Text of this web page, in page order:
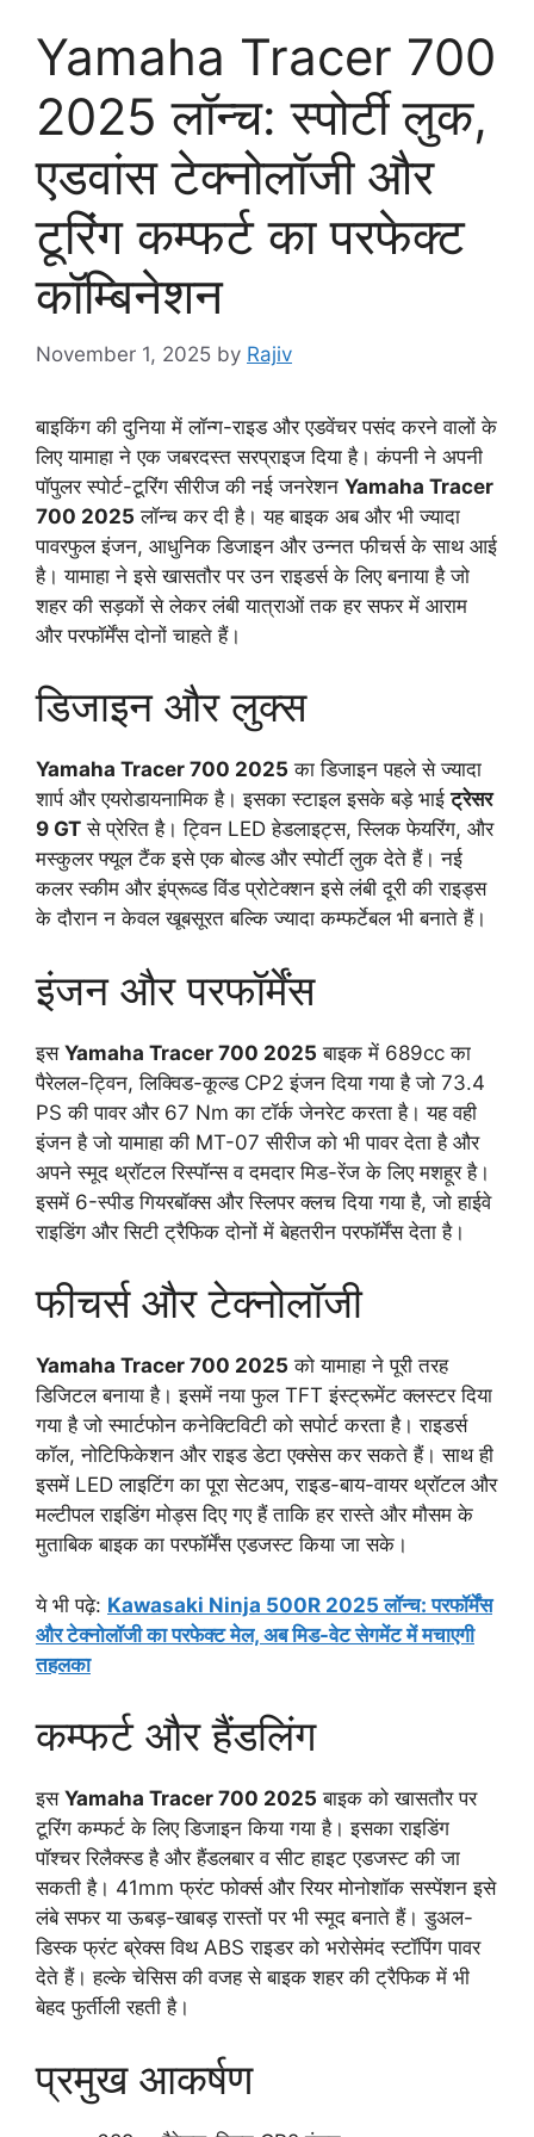
Yamaha Tracer 700
2025 लॉन्च: स्पोर्टी लुक,
एडवांस टेक्नोलॉजी और
टूरिंग कम्फर्ट का परफेक्ट
कॉम्बिनेशन
November 1, 2025 by Rajiv
बाइकिंग की दुनिया में लॉन्ग-राइड और एडवेंचर पसंद करने वालों के
लिए यामाहा ने एक जबरदस्त सरप्राइज दिया है। कंपनी ने अपनी
पॉपुलर स्पोर्ट-टूरिंग सीरीज की नई जनरेशन Yamaha Tracer
700 2025 लॉन्च कर दी है। यह बाइक अब और भी ज्यादा
पावरफुल इंजन, आधुनिक डिजाइन और उन्नत फीचर्स के साथ आई
है। यामाहा ने इसे खासतौर पर उन राइडर्स के लिए बनाया है जो
शहर की सड़कों से लेकर लंबी यात्राओं तक हर सफर में आराम
और परफॉर्मेंस दोनों चाहते हैं।
डिजाइन और लुक्स
Yamaha Tracer 700 2025 का डिजाइन पहले से ज्यादा
शार्प और एयरोडायनामिक है। इसका स्टाइल इसके बड़े भाईट्रेसर
9 GT से प्रेरित है। ट्विन LED हेडलाइट्स, स्लिक फेयरिंग, और
मस्कुलर फ्यूल टैंक इसे एक बोल्ड और स्पोर्टी लुक देते हैं। नई
कलर स्कीम और इंप्रूव्ड विंड प्रोटेक्शन इसे लंबी दूरी की राइड्स
के दौरान न केवल खूबसूरत बल्कि ज्यादा कम्फर्टेबल भी बनाते हैं।
इंजन और परफॉर्मेंस
इस Yamaha Tracer 700 2025 बाइक में 689cc का
पैरेलल-ट्विन, लिक्विड-कूल्ड CP2 इंजन दिया गया है जो 73.4
PS की पावर और 67 Nm का टॉर्क जेनरेट करता है। यह वही
इंजन है जो यामाहा की MT-07 सीरीज को भी पावर देता है और
अपने स्मूद थ्रॉटल रिस्पॉन्स व दमदार मिड-रेंज के लिए मशहूर है।
इसमें 6-स्पीड गियरबॉक्स और स्लिपर क्लच दिया गया है, जो हाईवे
राइडिंग और सिटी ट्रैफिक दोनों में बेहतरीन परफॉर्मेंस देता है।
फीचर्स और टेक्नोलॉजी
Yamaha Tracer 700 2025 को यामाहा ने पूरी तरह
डिजिटल बनाया है। इसमें नया फुल TFT इंस्ट्रूमेंट क्लस्टर दिया
गया है जो स्मार्टफोन कनेक्टिविटी को सपोर्ट करता है। राइडर्स
कॉल, नोटिफिकेशन और राइड डेटा एक्सेस कर सकते हैं। साथ ही
इसमें LED लाइटिंग का पूरा सेटअप, राइड-बाय-वायर थ्रॉटल और
मल्टीपल राइडिंग मोड्स दिए गए हैं ताकि हर रास्ते और मौसम के
मुताबिक बाइक का परफॉर्मेंस एडजस्ट किया जा सके।
ये भी पढ़े: Kawasaki Ninja 500R 2025 लॉन्च: परफॉर्मेंस
और टेक्नोलॉजी का परफेक्ट मेल, अब मिड-वेट सेगमेंट में मचाएगी
तहलका
कम्फर्ट और हैंडलिंग
इस Yamaha Tracer 700 2025 बाइक को खासतौर पर
टूरिंग कम्फर्ट के लिए डिजाइन किया गया है। इसका राइडिंग
पॉश्चर रिलैक्स्ड है और हैंडलबार व सीट हाइट एडजस्ट की जा
सकती है। 41mm फ्रंट फोर्क्स और रियर मोनोशॉक सस्पेंशन इसे
लंबे सफर या ऊबड़-खाबड़ रास्तों पर भी स्मूद बनाते हैं। डुअल-
डिस्क फ्रंट ब्रेक्स विथ ABS राइडर को भरोसेमंद स्टॉपिंग पावर
देते हैं। हल्के चेसिस की वजह से बाइक शहर की ट्रैफिक में भी
बेहद फुर्तीली रहती है।
प्रमुख आकर्षण